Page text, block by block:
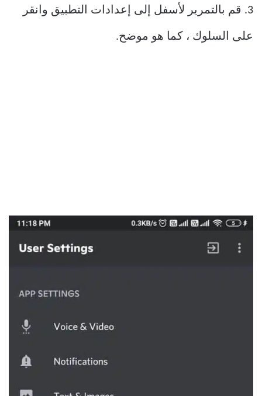
3. قم بالتمرير لأسفل إلى إعدادات التطبيق وانقر
على السلوك ، كما هو موضح.